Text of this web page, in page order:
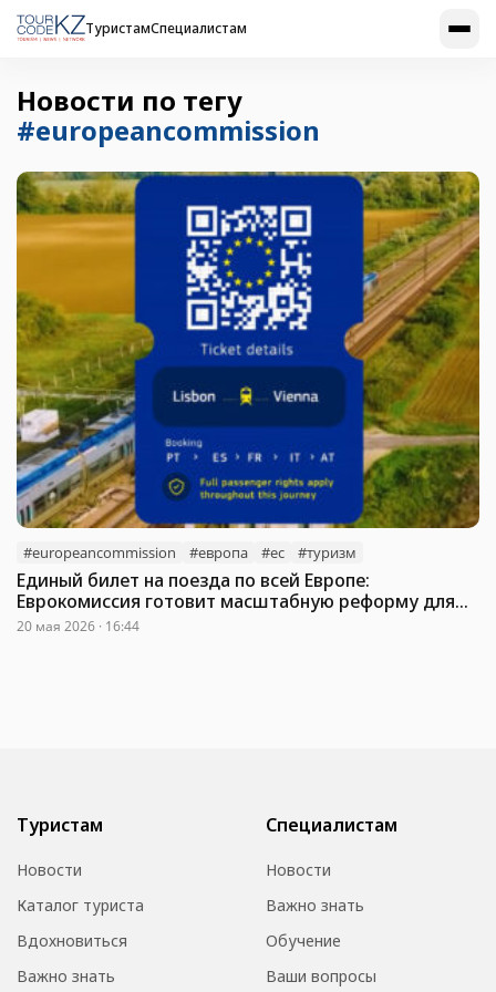
ТуристамСпециалистам
Новости по тегу
#europeancommission
#europeancommission #европа #ес #туризм
Единый билет на поезда по всей Европе:
Еврокомиссия готовит масштабную реформу для
туристов
20 мая 2026 · 16:44
Туристам
Новости
Каталог туриста
Вдохновиться
Важно знать
Специалистам
Новости
Важно знать
Обучение
Ваши вопросы